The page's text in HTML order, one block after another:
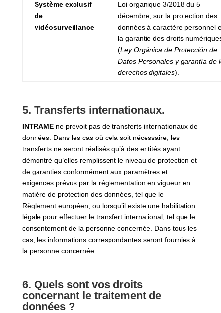
Système exclusif
de
vidéosurveillance
Loi organique 3/2018 du 5
décembre, sur la protection des
données à caractère personnel
la garantie des droits
(Ley Orgánica de Protección de
Datos Personales y garantía de
derechos digitales).
5. Transferts internationaux.
INTRAME ne prévoit pas de transferts internationaux de
données. Dans les cas où cela soit nécessaire, les
transferts ne seront réalisés qu’à des entités ayant
démontré qu’elles remplissent le niveau de protection et
de garanties conformément aux paramètres et
exigences prévus par la réglementation en vigueur en
matière de protection des données, tel que le
Règlement européen, ou lorsqu’il existe une habilitation
légale pour effectuer le transfert international, tel que le
consentement de la personne concernée. Dans tous les
cas, les informations correspondantes seront fournies à
la personne concernée.
6. Quels sont vos droits
concernant le traitement de
données ?